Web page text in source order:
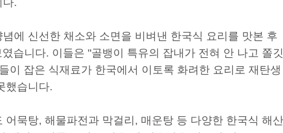
에 신선한 채소와 소면을 비벼낸 한국식 요리를 맛본 후
습니다. 이들은 "골뱅이 특유의 잡내가 전혀 안 나고 쫄깃
이 잡은 식재료가 한국에서 이토록 화려한 요리로 재탄생
했습니다.
어묵탕, 해물파전과 막걸리, 매운탕 등 다양한 한국식 해산